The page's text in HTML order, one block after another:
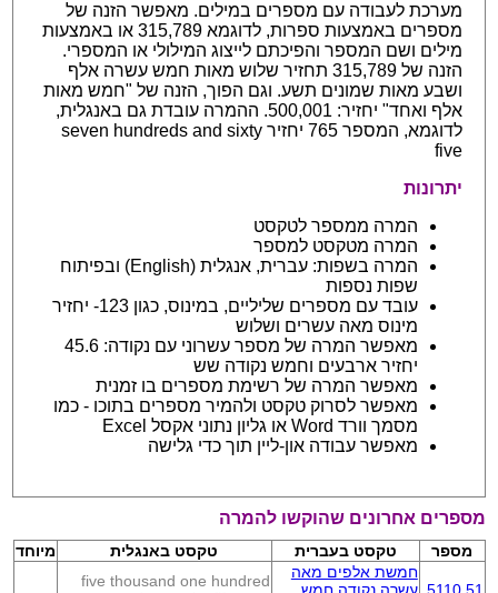
מערכת לעבודה עם מספרים במילים. מאפשר הזנה של
מספרים באמצעות ספרות, לדוגמא 315,789 או באמצעות
מילים ושם המספר והפיכתם לייצוג המילולי או המספרי.
הזנה של 315,789 תחזיר שלוש מאות חמש עשרה אלף
ושבע מאות שמונים תשע. וגם הפוך, הזנה של "חמש מאות
אלף ואחד" יחזיר: 500,001. ההמרה עובדת גם באנגלית,
לדוגמא, המספר 765 יחזיר seven hundreds and sixty
five
יתרונות
המרה ממספר לטקסט
המרה מטקסט למספר
המרה בשפות: עברית, אנגלית (English) ובפיתוח
שפות נספות
עובד עם מספרים שליליים, במינוס, כגון 123- יחזיר
מינוס מאה עשרים ושלוש
מאפשר המרה של מספר עשרוני עם נקודה: 45.6
יחזיר ארבעים וחמש נקודה שש
מאפשר המרה של רשימת מספרים בו זמנית
מאפשר לסרוק טקסט ולהמיר מספרים בתוכו - כמו
מסמך וורד Word או גליון נתוני אקסל Excel
מאפשר עבודה און-ליין תוך כדי גלישה
מספרים אחרונים שהוקשו להמרה
מספר טקסט בעברית טקסט באנגלית מיוחד
חמשת אלפים מאה
five thousand one hundred